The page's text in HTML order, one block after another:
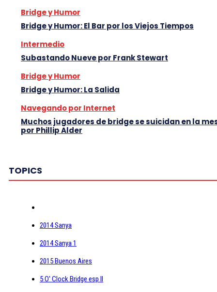
Bridge y Humor
Bridge y Humor: El Bar por los Viejos Tiempos
Intermedio
Subastando Nueve por Frank Stewart
Bridge y Humor
Bridge y Humor: La Salida
Navegando por Internet
Muchos jugadores de bridge se suicidan en la
por Phillip Alder
TOPICS
2014 Sanya
2014 Sanya 1
2015 Buenos Aires
5 O' Clock Bridge esp II